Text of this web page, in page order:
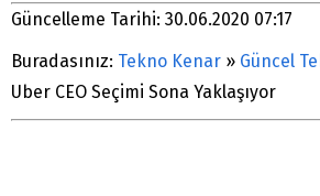
Güncelleme Tarihi: 30.06.2020 07:17
Buradasınız: Tekno Kenar » Güncel
Uber CEO Seçimi Sona Yaklaşıyor